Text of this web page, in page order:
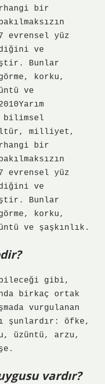
bir
evrensel yüz
ve
Bunlar
korku,
ve
bilimsel
milliyet,
bir
evrensel yüz
ve
Bunlar
korku,
ve şaşkınlık.
gibi,
birkaç ortak
vurgulanan
şunlardır: öfke,
üzüntü, arzu,
vardır?